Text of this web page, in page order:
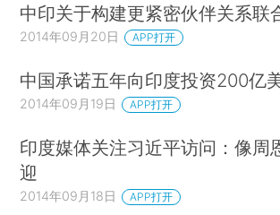
中印关于构建更紧密伙伴关系联
2014年09月20日 APP打开
中国承诺五年向印度投资200亿
2014年09月19日 APP打开
印度媒体关注习近平访问：像周
迎
2014年09月18日 APP打开